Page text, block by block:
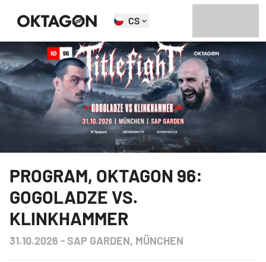
CS
PROGRAM, OKTAGON 96:
GOGOLADZE VS.
KLINKHAMMER
31.10.2026 -SAP GARDEN, MÜNCHEN